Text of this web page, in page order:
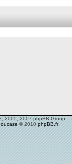
2005, 2007 phpBB Group
© 2010 phpBB.fr